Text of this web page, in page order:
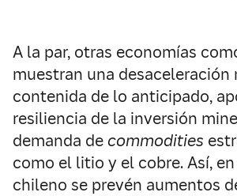
A la par, otras economías
muestran una desaceleración
contenida de lo anticipado,
resiliencia de la inversión
demanda decommodities
como el litio y el cobre. Así,
chileno se prevén aumentos